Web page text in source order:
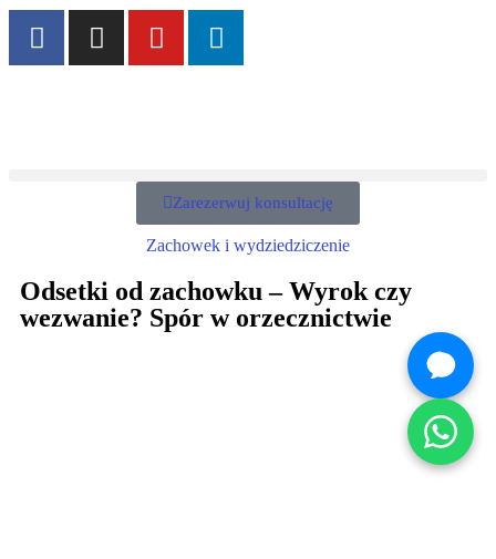
Zarezerwuj konsultację
Zachowek i wydziedziczenie
Odsetki od zachowku – Wyrok czy
wezwanie? Spór w orzecznictwie